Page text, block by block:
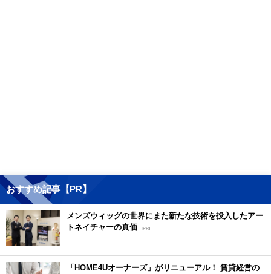
おすすめ記事【PR】
メンズウィッグの世界にまた新たな技術を投入したアー
トネイチャーの真価 [PR]
「HOME4Uオーナーズ」がリニューアル！ 賃貸経営の